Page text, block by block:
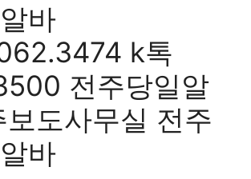
바
k톡
전주당일알
보도사무실 전주
바